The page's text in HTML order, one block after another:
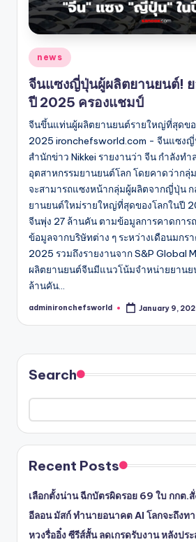
Posted
in
news
จีนแซงญี่ปุ่นผู้ผลิตยานยนต์!
ปี 2025 ครองแชมป์
จีนขึ้นแท่นผู้ผลิตยานยนต์รายใหญ่ที่สุดข
2025 ironchefsworld.com - จีนแซง
สำนักข่าว Nikkei รายงานว่า จีน กำลังท
อุตสาหกรรมยานยนต์โลก โดยคาดว่าก
จะสามารถแซงหน้ากลุ่มผู้ผลิตจากญี่ปุ่น
ยานยนต์ใหม่รายใหญ่ที่สุดของโลกในปี
จีนพุ่ง 27 ล้านคัน ตามข้อมูลการคาดการ
ข้อมูลจากบริษัทต่าง ๆ ระหว่างเดือนมก
2025 รวมถึงรายงานจาก S&P Global
ผลิตยานยนต์จีนมีแนวโน้มจำหน่ายยานย
ล้านคัน…
Posted
adminironchefsworld January 9,
Search
Recent Posts
เลือกตั้งน่าน ฉีกบัตรผิดรอย 69 ใบ กกต.
อีลอน มัสก์ ทำนายอนาคต AI โลกจะถึงท
หวงรื่ออิ๋ง ซีรีส์สั้น ลดเกรดรับงาน หลังปร